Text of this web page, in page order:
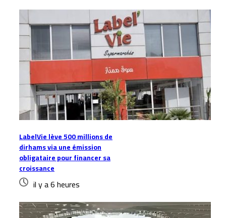
LabelVie lève 500 millions de
dirhams via une émission
obligataire pour financer sa
croissance
il y a 6 heures